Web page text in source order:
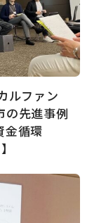
ルファン
の先進事例
金循環